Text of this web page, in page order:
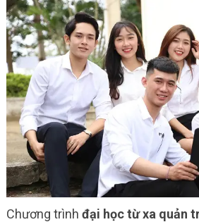
Chương trình đại học từ xa quản